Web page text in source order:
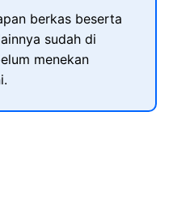
berkas beserta
sudah di
menekan